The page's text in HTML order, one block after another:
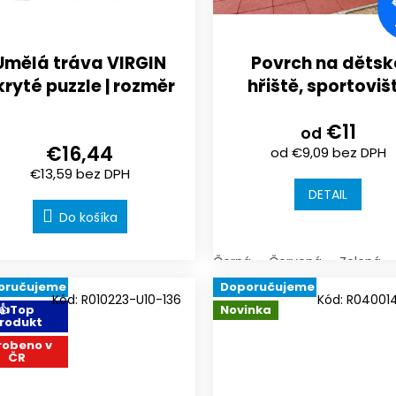
tráva VIRGIN
puzzle | rozměr
€13,59 bez DPH
€16,44
Do košíka
Povrch na
hřiště,
500x500mm |
skryté puzzle
od €9,09 bez DPH
od €11
DETAIL
Černá Červená Zelená
v
ČR
Kód: R010223-U10-136
Doporučujeme
Novinka
Kód: